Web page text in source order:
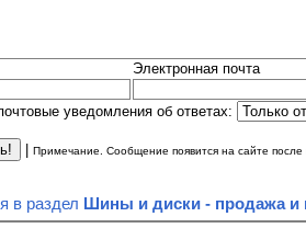
Электронная почта
уведомления об ответах:
Примечание. Сообщение появится на сайте после
в раздел Шины и диски - продажа и